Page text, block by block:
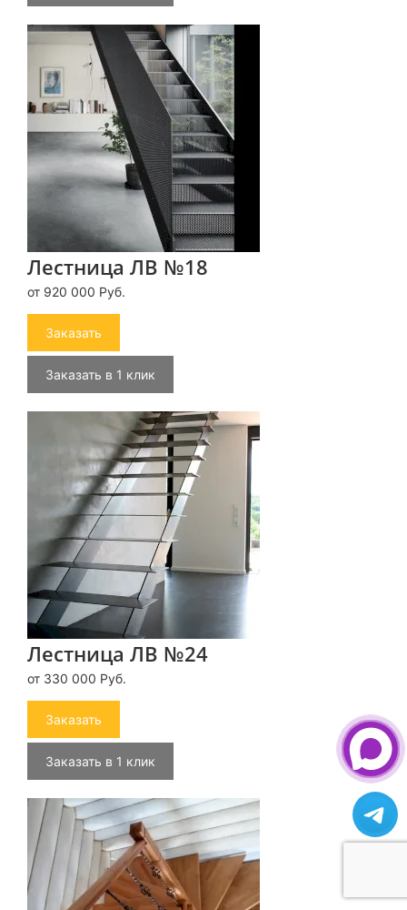
Лестница ЛВ №18
от 920 000 Руб.
Заказать
Заказать в 1 клик
Лестница ЛВ №24
от 330 000 Руб.
Заказать
Заказать в 1 клик